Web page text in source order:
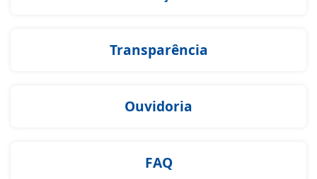
Transparência
Ouvidoria
FAQ